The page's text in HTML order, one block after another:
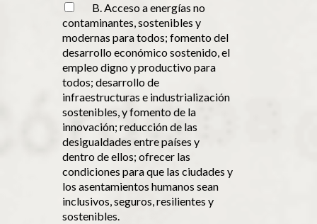
B. Acceso a energías no
contaminantes, sostenibles y
modernas para todos; fomento del
desarrollo económico sostenido, el
empleo digno y productivo para
todos; desarrollo de
infraestructuras e industrialización
sostenibles, y fomento de la
innovación; reducción de las
desigualdades entre países y
dentro de ellos; ofrecer las
condiciones para que las ciudades y
los asentamientos humanos sean
inclusivos, seguros, resilientes y
sostenibles.